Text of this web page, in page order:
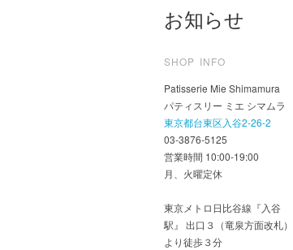
お知らせ
SHOP INFO
Patisserie Mie Shimamura
パティスリー ミエ シマムラ
東京都台東区入谷2-26-2
03-3876-5125
営業時間 10:00-19:00
月、火曜定休
東京メトロ日比谷線『入谷
駅』 出口３（竜泉方面改札）
より徒歩３分